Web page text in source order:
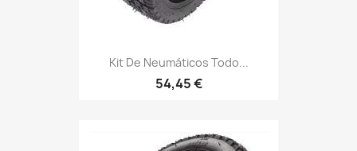
Kit De Neumáticos Todo...
54,45 €